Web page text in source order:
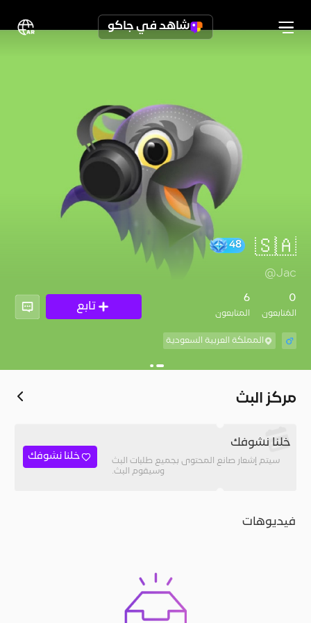
شاهد في جاكو
🇸🇦
@Jac
0
المُتابعون
6
المتابعون
تابع
المملكة العربية السعودية
مركز البث
خلنا نشوفك
سيتم إشعار صانع المحتوى بجميع طلبات البث
وسيقوم البث.
خلنا نشوفك
فيديوهات